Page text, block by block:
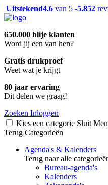
Uitstekend4.6 van 5 -5.852
650.000 blije klanten
Word jij een van hen?
Gratis drukproef
Weet wat je krijgt
80 jaar ervaring
Dit delen we graag!
Zoeken Inloggen
Kies een categorie Sluit
Terug Categorieën
Agenda's & Kalenders
Terug naar alle
Bureau-agenda's
Kalenders